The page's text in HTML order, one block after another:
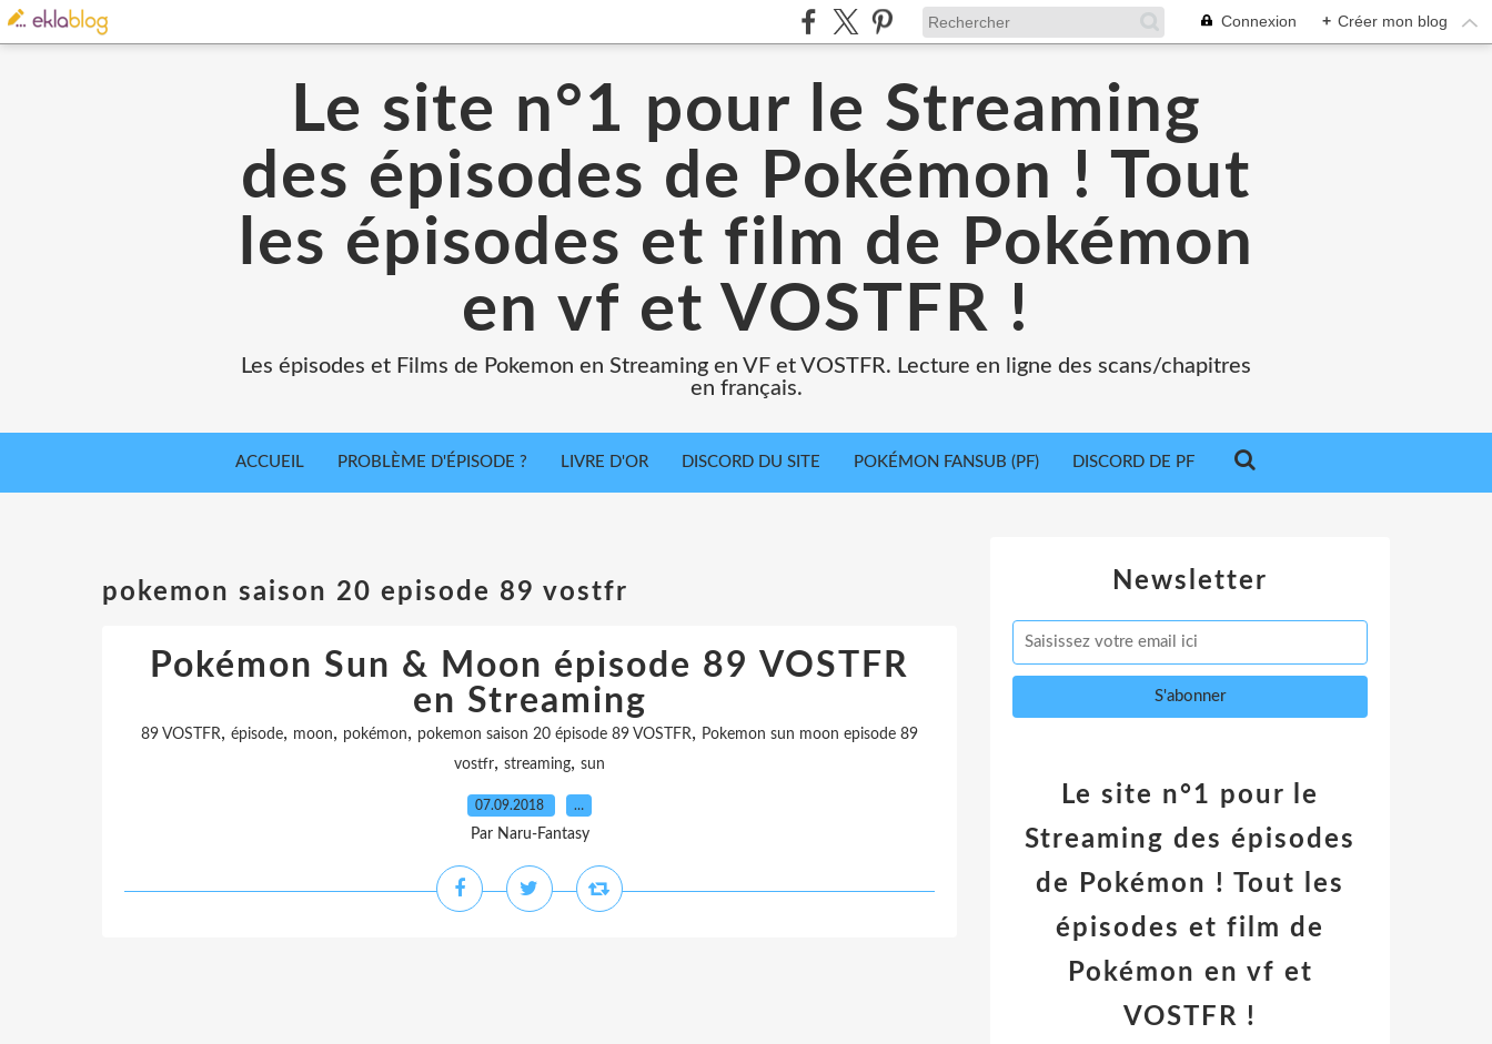
Connexion + Créer mon blog
Le site n°1 pour le Streaming
des épisodes de Pokémon ! Tout
les épisodes et film de Pokémon
en vf et VOSTFR !
Les épisodes et Films de Pokemon en Streaming en VF et VOSTFR. Lecture en ligne des scans/chapitres
en français.
ACCUEIL PROBLÈME D'ÉPISODE ? LIVRE D'OR DISCORD DU SITE POKÉMON FANSUB (PF) DISCORD DE PF
pokemon saison 20 episode 89 vostfr
Pokémon Sun & Moon épisode 89 VOSTFR
en Streaming
89 VOSTFR, épisode, moon, pokémon, pokemon saison 20 épisode 89 VOSTFR, Pokemon sun moon episode 89
vostfr, streaming, sun
07.09.2018 …
Par Naru-Fantasy
Newsletter
Le site n°1 pour le
Streaming des épisodes
de Pokémon ! Tout les
épisodes et film de
Pokémon en vf et
VOSTFR !